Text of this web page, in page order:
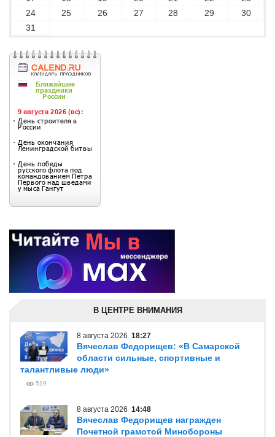
24
25 26 27 28 29
30
31
В ЦЕНТРЕ ВНИМАНИЯ
8 августа 2026 18:27
Вячеслав Федорищев: «В Самарской
области сильные, спортивные и
талантливые люди»
519
8 августа 2026 14:48
Вячеслав Федорищев награжден
Почетной грамотой Минобороны